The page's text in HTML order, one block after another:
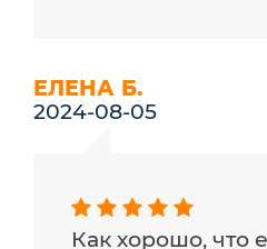
ЕЛЕНА Б.
2024-08-05
Как хорошо, что